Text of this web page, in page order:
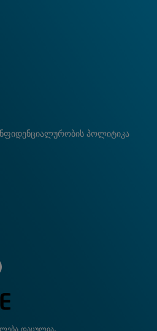
პოლიტიკა
დაცულია.